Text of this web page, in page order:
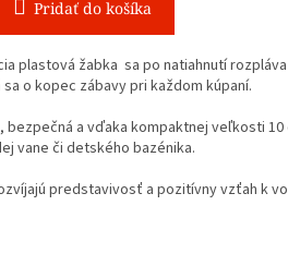
Pridať do košíka
plastová žabka sa po natiahnutí
o kopec zábavy pri každom kúpaní.
bezpečná a vďaka kompaktnej veľkosti 10
vane či detského bazénika.
predstavivosť a pozitívny vzťah k